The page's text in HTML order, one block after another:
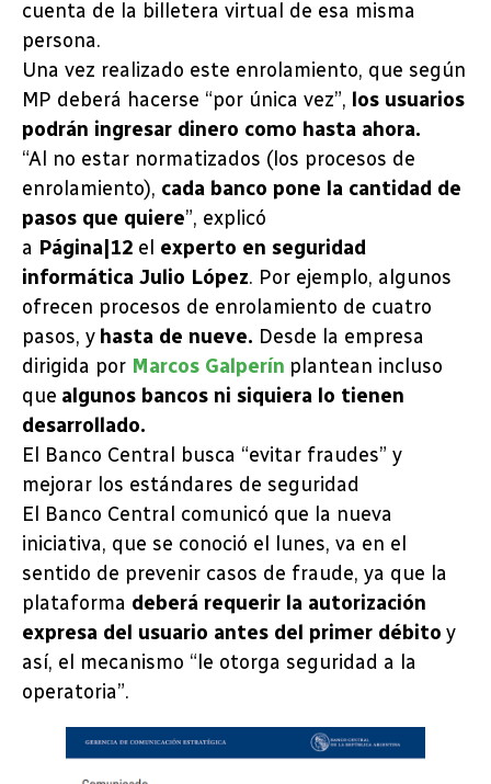
cuenta de la billetera virtual de esa misma
persona.
Una vez realizado este enrolamiento, que según
MP deberá hacerse “por única vez”, los usuarios
podrán ingresar dinero como hasta ahora.
“Al no estar normatizados (los procesos de
enrolamiento), cada banco pone la cantidad de
pasos que quiere”, explicó
a Página|12 el experto en seguridad
informática Julio López. Por ejemplo, algunos
ofrecen procesos de enrolamiento de cuatro
pasos, y hasta de nueve. Desde la empresa
dirigida por Marcos Galperín plantean incluso
que algunos bancos ni siquiera lo tienen
desarrollado.
El Banco Central busca “evitar fraudes” y
mejorar los estándares de seguridad
El Banco Central comunicó que la nueva
iniciativa, que se conoció el lunes, va en el
sentido de prevenir casos de fraude, ya que la
plataforma deberá requerir la autorización
expresa del usuario antes del primer débito y
así, el mecanismo “le otorga seguridad a la
operatoria”.